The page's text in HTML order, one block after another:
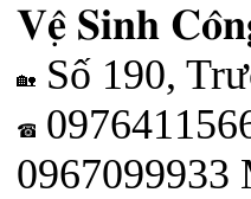
𝐕𝐞̣̂ 𝐒𝐢𝐧𝐡
Số 190,
0967099933